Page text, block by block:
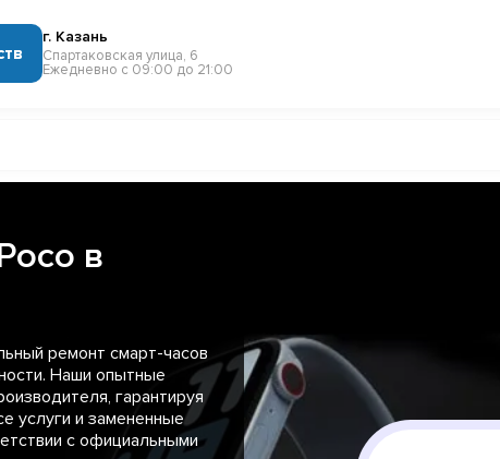
г. Казань
Спартаковская улица, 6
Ежедневно с 09:00 до 21:00
в
ремонт смарт-часов
Наши опытные
гарантируя
услуги и замененные
с официальными